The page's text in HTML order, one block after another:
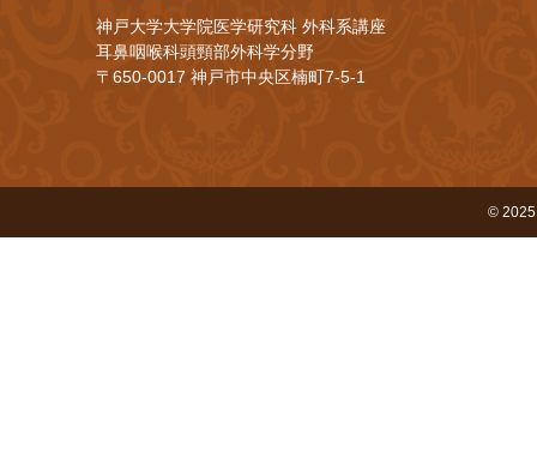
神戸大学大学院医学研究科 外科系講座
耳鼻咽喉科頭頸部外科学分野
〒650-0017 神戸市中央区楠町7-5-1
© 2025